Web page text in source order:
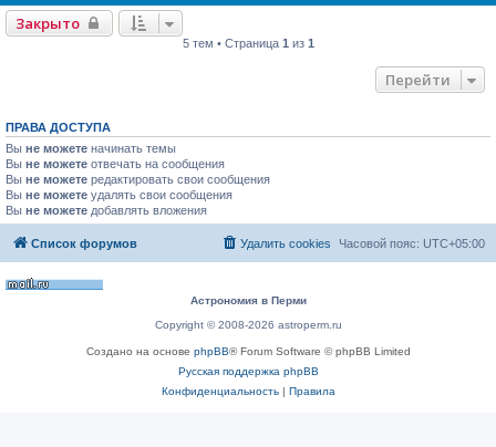
Закрыто
5 тем • Страница 1 из 1
Перейти
ПРАВА ДОСТУПА
Вы не можете начинать темы
Вы не можете отвечать на сообщения
Вы не можете редактировать свои сообщения
Вы не можете удалять свои сообщения
Вы не можете добавлять вложения
Список форумов Часовой пояс: UTC+05:00
Удалить cookies
Астрономия в Перми
Copyright © 2008-2026 astroperm.ru
Создано на основе phpBB® Forum Software © phpBB Limited
Русская поддержка phpBB
Конфиденциальность| Правила